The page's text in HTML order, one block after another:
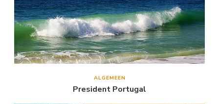
ALGEMEEN
President Portugal